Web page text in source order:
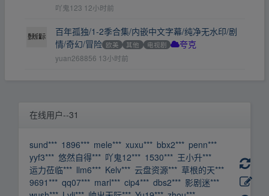
吖鬼123 12小时前
百年孤独/1-2季合集/内嵌中文字幕/纯净无水印/剧
情/奇幻/冒险 欧美 其他 电视剧 夸克
yuan268856 13小时前
在线用户--31
sund*** 1896*** mele*** xuxu*** bbx2*** penn***
yyf3*** 悠然自得*** 吖鬼12*** 1530*** 王小升***
运力莅临*** llm6*** Kelv*** 云盘资源*** 草根的天***
9691*** qq07*** marl*** cip4*** dbs2*** 影剧迷***